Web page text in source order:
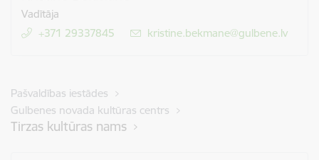
Vadītāja
+371 29337845
E-pasts:
kristine.bekmane@gulbene.lv
Pašvaldības iestādes
Gulbenes novada kultūras centrs
Tirzas kultūras nams